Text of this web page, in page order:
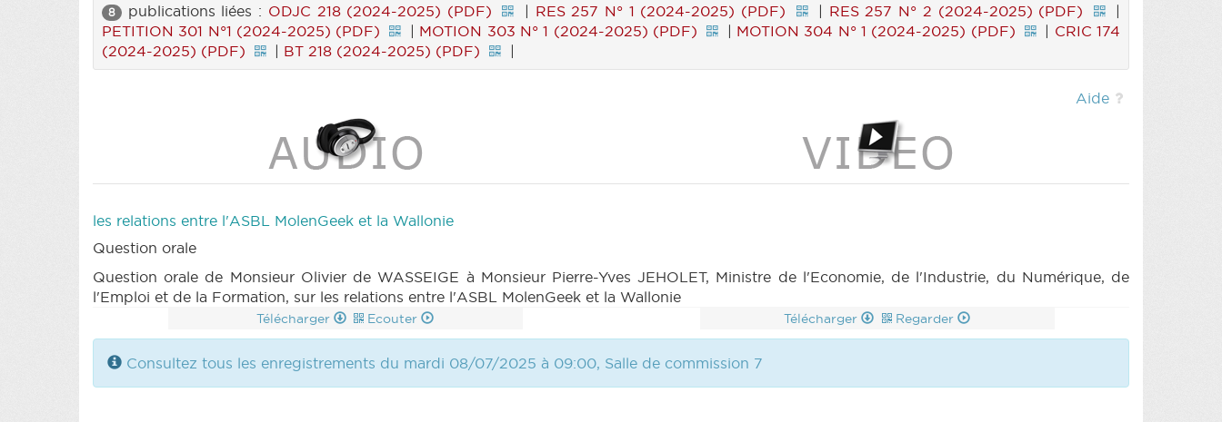
8 publications liées : ODJC 218 (2024-2025) (PDF) | RES 257 N° 1 (2024-2025) (PDF) | RES 257 N° 2 (2024-2025) (PDF)
|
PETITION 301 N°1 (2024-2025) (PDF)
| MOTION 303 N° 1 (2024-2025) (PDF) | MOTION 304 N° 1 (2024-2025) (PDF) | CRIC 174
(2024-2025) (PDF)
| BT 218 (2024-2025) (PDF) |
Aide
les relations entre l'ASBL MolenGeek et la Wallonie
Question orale
Question orale de Monsieur Olivier de WASSEIGE à Monsieur Pierre-Yves JEHOLET, Ministre de l'Economie, de l'Industrie, du Numérique, de
l'Emploi et de la Formation, sur les relations entre l'ASBL MolenGeek et la Wallonie
Télécharger Ecouter Télécharger Regarder
Consultez tous les enregistrements du mardi 08/07/2025 à 09:00, Salle de commission 7